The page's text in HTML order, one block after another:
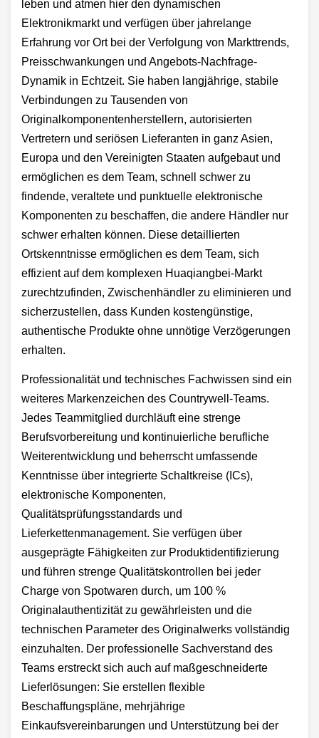
leben und atmen hier den dynamischen
Elektronikmarkt und verfügen über jahrelange
Erfahrung vor Ort bei der Verfolgung von Markttrends,
Preisschwankungen und Angebots-Nachfrage-
Dynamik in Echtzeit. Sie haben langjährige, stabile
Verbindungen zu Tausenden von
Originalkomponentenherstellern, autorisierten
Vertretern und seriösen Lieferanten in ganz Asien,
Europa und den Vereinigten Staaten aufgebaut und
ermöglichen es dem Team, schnell schwer zu
findende, veraltete und punktuelle elektronische
Komponenten zu beschaffen, die andere Händler nur
schwer erhalten können. Diese detaillierten
Ortskenntnisse ermöglichen es dem Team, sich
effizient auf dem komplexen Huaqiangbei-Markt
zurechtzufinden, Zwischenhändler zu eliminieren und
sicherzustellen, dass Kunden kostengünstige,
authentische Produkte ohne unnötige Verzögerungen
erhalten.
Professionalität und technisches Fachwissen sind ein
weiteres Markenzeichen des Countrywell-Teams.
Jedes Teammitglied durchläuft eine strenge
Berufsvorbereitung und kontinuierliche berufliche
Weiterentwicklung und beherrscht umfassende
Kenntnisse über integrierte Schaltkreise (ICs),
elektronische Komponenten,
Qualitätsprüfungsstandards und
Lieferkettenmanagement. Sie verfügen über
ausgeprägte Fähigkeiten zur Produktidentifizierung
und führen strenge Qualitätskontrollen bei jeder
Charge von Spotwaren durch, um 100 %
Originalauthentizität zu gewährleisten und die
technischen Parameter des Originalwerks vollständig
einzuhalten. Der professionelle Sachverstand des
Teams erstreckt sich auch auf maßgeschneiderte
Lieferlösungen: Sie erstellen flexible
Beschaffungspläne, mehrjährige
Einkaufsvereinbarungen und Unterstützung bei der